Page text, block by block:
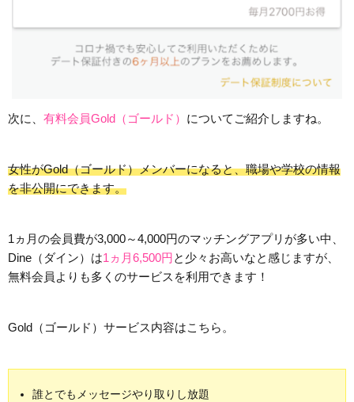
次に、 有料会員Gold（ゴールド） についてご紹介しますね。
女性がGold（ゴールド）メンバーになると、職場や学校の情報
を非公開にできます。
1ヵ月の会員費が3,000～4,000円のマッチングアプリが多い中、
Dine（ダイン）は1ヵ月6,500円 と少々お高いなと感じますが、
無料会員よりも多くのサービスを利用できます！
Gold（ゴールド）サービス内容はこちら。
誰とでもメッセージやり取りし放題